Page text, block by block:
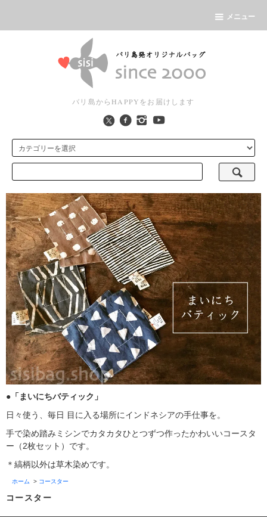
メニュー
バリ島からHAPPYをお届けします
●「まいにちバティック」
日々使う、毎日 目に入る場所にインドネシアの手仕事を。
手で染め踏みミシンでカタカタひとつずつ作ったかわいいコースタ
ー（2枚セット）です。
＊縞柄以外は草木染めです。
ホーム > コースター
コースター